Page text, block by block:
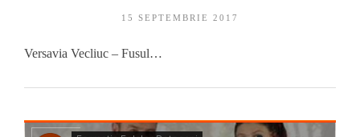
15 SEPTEMBRIE 2017
Versavia Vecliuc – Fusul…